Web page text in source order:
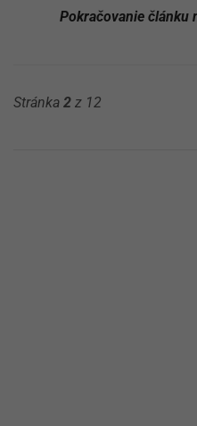
Pokračovanie článku
Stránka 2 z 12